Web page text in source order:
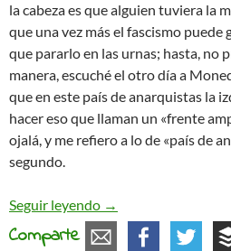
la cabeza es que alguien tuviera la
que una vez más el fascismo puede
que pararlo en las urnas; hasta, no
manera, escuché el otro día a
que en este país de anarquistas la
hacer eso que llaman un «frente
ojalá, y me refiero a lo de «país de
segundo.
Seguir leyendo ¡Votad, votad,
→
Comparte